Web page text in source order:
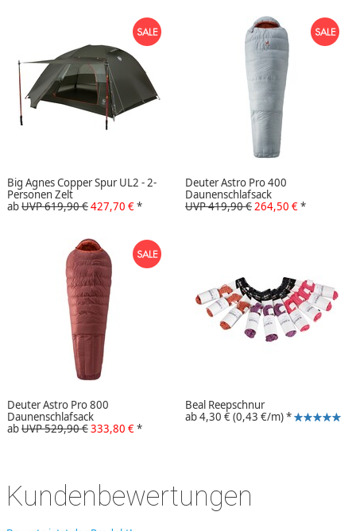
Big Agnes Copper Spur UL2 - 2-
Personen Zelt
abUVP 619,90 €427,70 €*
Deuter Astro Pro 400
Daunenschlafsack
UVP 419,90 € 264,50 €*
Deuter Astro Pro 800
Daunenschlafsack
abUVP 529,90 €333,80 €*
Beal Reepschnur
ab4,30 €(0,43 €/m)*
Kundenbewertungen